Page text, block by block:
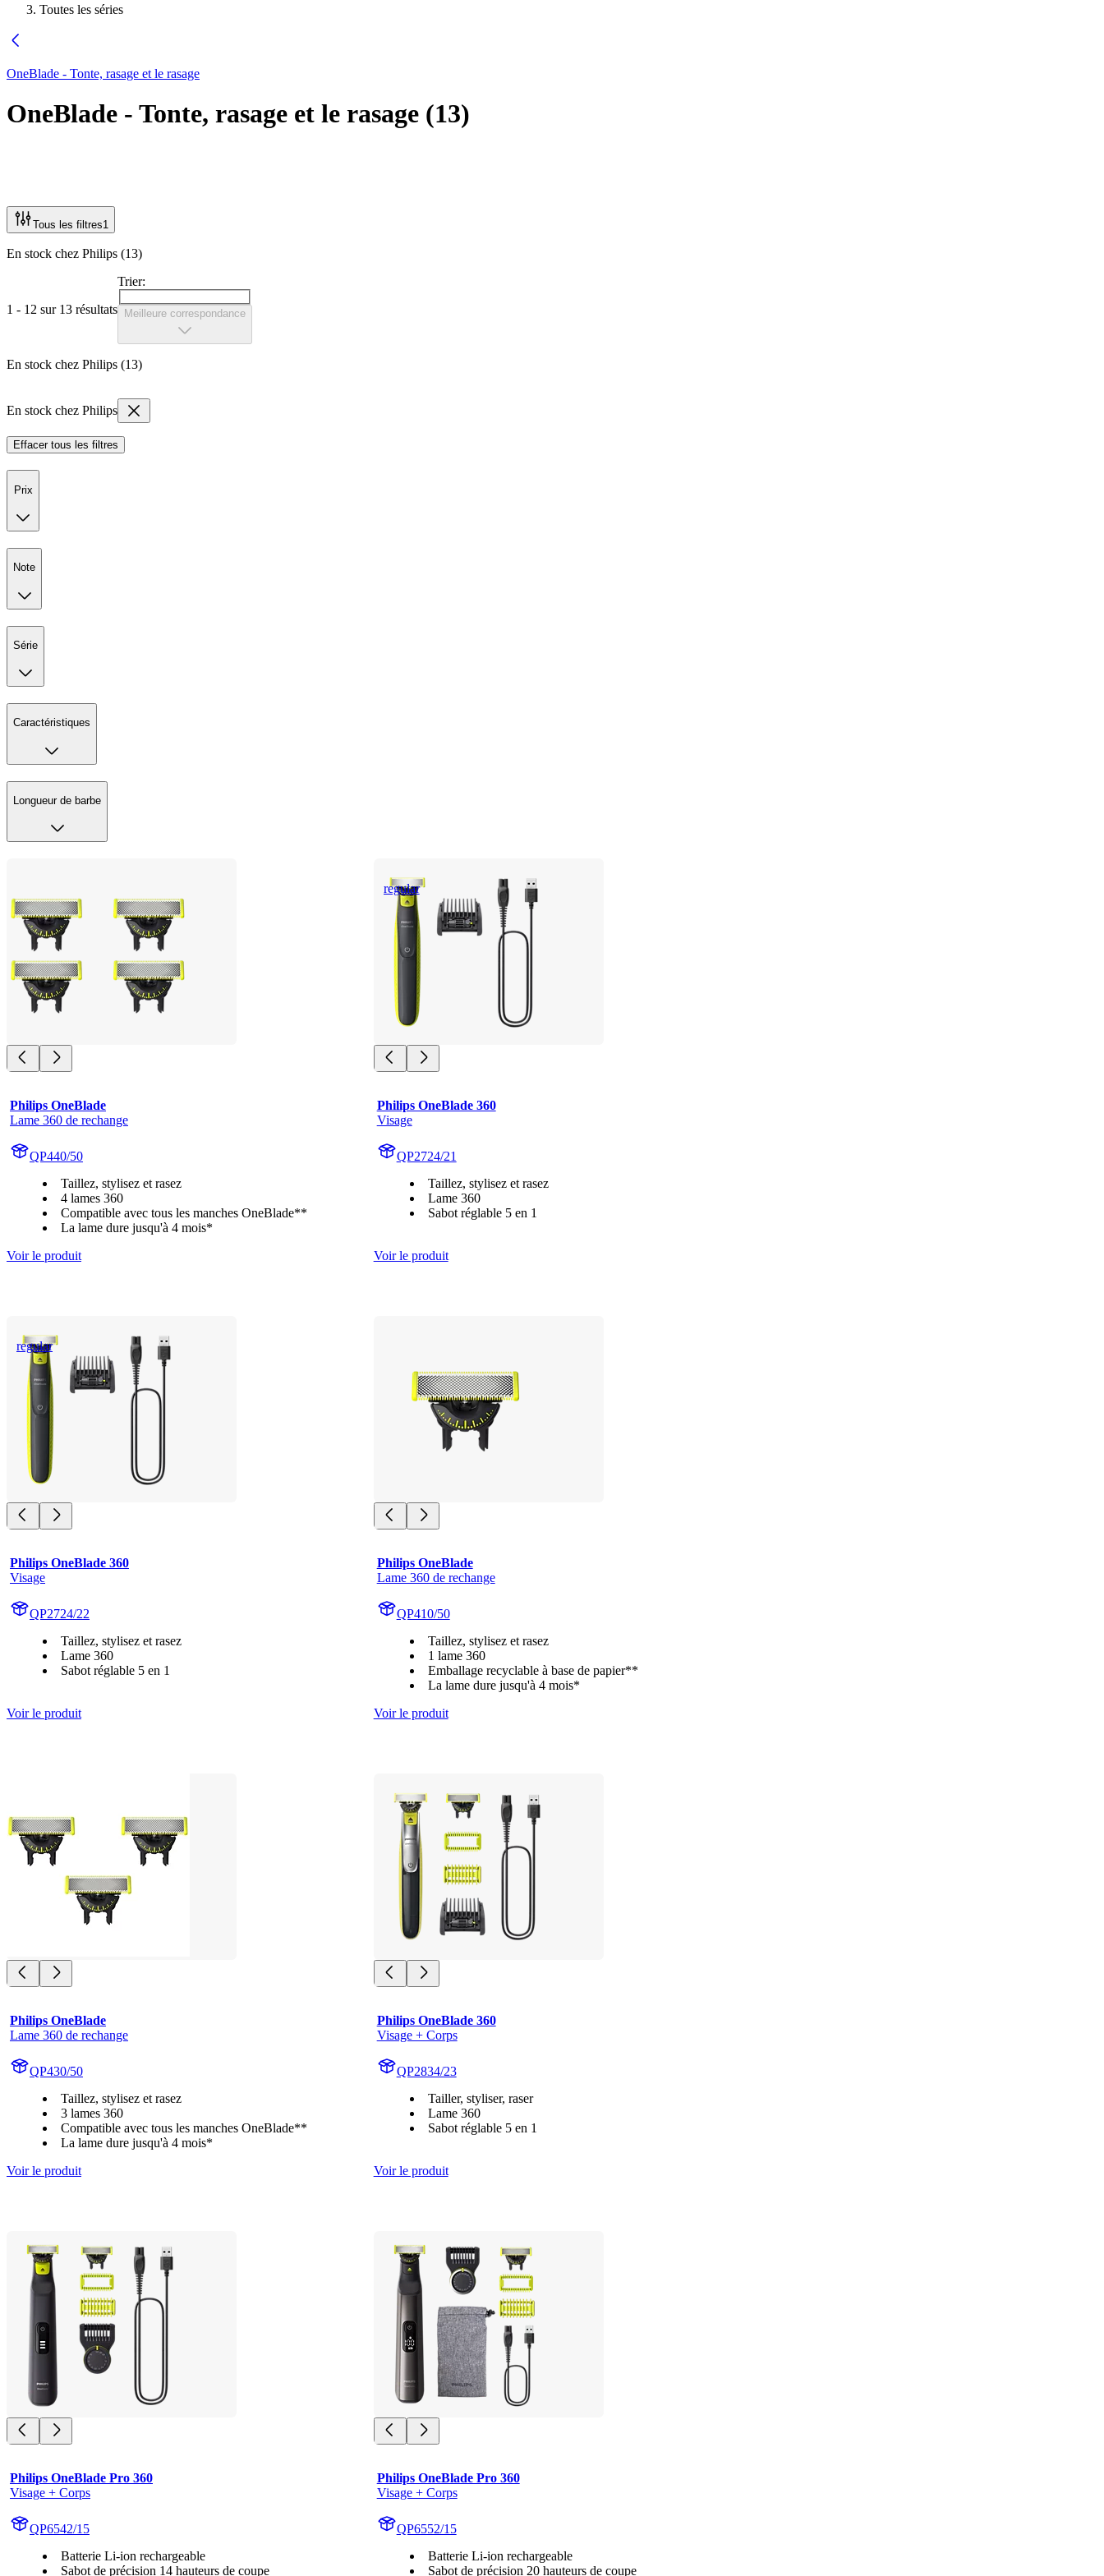
Toutes les séries
OneBlade - Tonte, rasage et le rasage
OneBlade - Tonte, rasage et le rasage (13)
Tous les filtres1
En stock chez Philips (13)
1 - 12 sur 13 résultats
Trier:
Meilleure correspondance
En stock chez Philips (13)
En stock chez Philips
Effacer tous les filtres
Prix
Note
Série
Caractéristiques
Longueur de barbe
Philips OneBlade
Lame 360 de rechange
QP440/50
Taillez, stylisez et rasez
4 lames 360
Compatible avec tous les manches OneBlade**
La lame dure jusqu'à 4 mois*
Voir le produit
regular
Philips OneBlade 360
Visage
QP2724/21
Taillez, stylisez et rasez
Lame 360
Sabot réglable 5 en 1
Voir le produit
regular
Philips OneBlade 360
Visage
QP2724/22
Taillez, stylisez et rasez
Lame 360
Sabot réglable 5 en 1
Voir le produit
Philips OneBlade
Lame 360 de rechange
QP410/50
Taillez, stylisez et rasez
1 lame 360
Emballage recyclable à base de papier**
La lame dure jusqu'à 4 mois*
Voir le produit
Philips OneBlade
Lame 360 de rechange
QP430/50
Taillez, stylisez et rasez
3 lames 360
Compatible avec tous les manches OneBlade**
La lame dure jusqu'à 4 mois*
Voir le produit
Philips OneBlade 360
Visage + Corps
QP2834/23
Tailler, styliser, raser
Lame 360
Sabot réglable 5 en 1
Voir le produit
Philips OneBlade Pro 360
Visage + Corps
QP6542/15
Batterie Li-ion rechargeable
Sabot de précision 14 hauteurs de coupe
Philips OneBlade Pro 360
Visage + Corps
QP6552/15
Batterie Li-ion rechargeable
Sabot de précision 20 hauteurs de coupe